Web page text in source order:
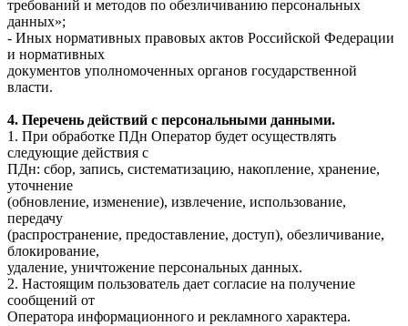
требований и методов по обезличиванию персональных
данных»;
- Иных нормативных правовых актов Российской Федерации
и нормативных
документов уполномоченных органов государственной
власти.
4. Перечень действий с персональными данными.
1. При обработке ПДн Оператор будет осуществлять
следующие действия с
ПДн: сбор, запись, систематизацию, накопление, хранение,
уточнение
(обновление, изменение), извлечение, использование,
передачу
(распространение, предоставление, доступ), обезличивание,
блокирование,
удаление, уничтожение персональных данных.
2. Настоящим пользователь дает согласие на получение
сообщений от
Оператора информационного и рекламного характера.